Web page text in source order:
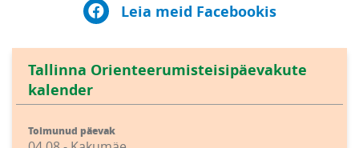
Leia meid Facebookis
Tallinna Orienteerumisteisipäevakute
kalender
Toimunud päevak